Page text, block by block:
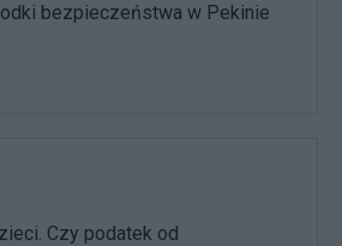
bezpieczeństwa w Pekinie
Czy podatek od